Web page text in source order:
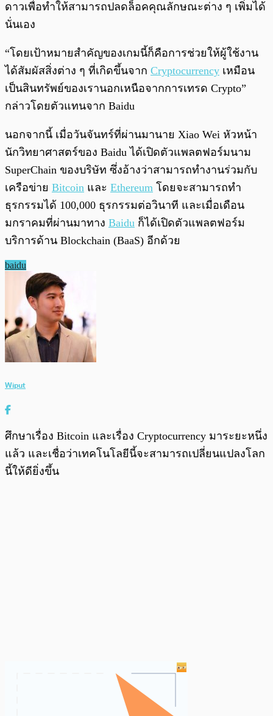
ดาวเพื่อทำให้สามารถปลดล็อคคุณลักษณะต่าง ๆ เพิ่มได้
นั่นเอง
“โดยเป้าหมายสำคัญของเกมนี้ก็คือการช่วยให้ผู้ใช้งาน
ได้สัมผัสสิ่งต่าง ๆ ที่เกิดขึ้นจาก Cryptocurrency เหมือน
เป็นสินทรัพย์ของเรานอกเหนือจากการเทรด Crypto”
กล่าวโดยตัวแทนจาก Baidu
นอกจากนี้ เมื่อวันจันทร์ที่ผ่านมานาย Xiao Wei หัวหน้า
นักวิทยาศาสตร์ของ Baidu ได้เปิดตัวแพลตฟอร์มนาม
SuperChain ของบริษัท ซึ่งอ้างว่าสามารถทำงานร่วมกับ
เครือข่าย Bitcoin และ Ethereum โดยจะสามารถทำ
ธุรกรรมได้ 100,000 ธุรกรรมต่อวินาที และเมื่อเดือน
มกราคมที่ผ่านมาทาง Baidu ก็ได้เปิดตัวแพลตฟอร์ม
บริการด้าน Blockchain (BaaS) อีกด้วย
baidu
Wiput
ศึกษาเรื่อง Bitcoin และเรื่อง Cryptocurrency มาระยะหนึ่ง
แล้ว และเชื่อว่าเทคโนโลยีนี้จะสามารถเปลี่ยนแปลงโลก
นี้ให้ดียิ่งขึ้น